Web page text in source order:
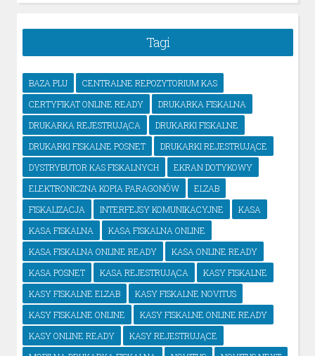
Tagi
BAZA PLU
CENTRALNE REPOZYTORIUM KAS
CERTYFIKAT ONLINE READY
DRUKARKA FISKALNA
DRUKARKA REJESTRUJĄCA
DRUKARKI FISKALNE
DRUKARKI FISKALNE POSNET
DRUKARKI REJESTRUJĄCE
DYSTRYBUTOR KAS FISKALNYCH
EKRAN DOTYKOWY
ELEKTRONICZNA KOPIA PARAGONÓW
ELZAB
FISKALIZACJA
INTERFEJSY KOMUNIKACYJNE
KASA
KASA FISKALNA
KASA FISKALNA ONLINE
KASA FISKALNA ONLINE READY
KASA ONLINE READY
KASA POSNET
KASA REJESTRUJĄCA
KASY FISKALNE
KASY FISKALNE ELZAB
KASY FISKALNE NOVITUS
KASY FISKALNE ONLINE
KASY FISKALNE ONLINE READY
KASY ONLINE READY
KASY REJESTRUJĄCE